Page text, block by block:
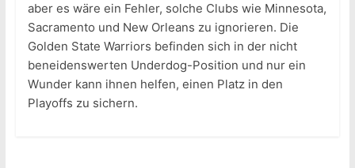
aber es wäre ein Fehler, solche Clubs wie Minnesota,
Sacramento und New Orleans zu ignorieren. Die
Golden State Warriors befinden sich in der nicht
beneidenswerten Underdog-Position und nur ein
Wunder kann ihnen helfen, einen Platz in den
Playoffs zu sichern.